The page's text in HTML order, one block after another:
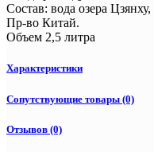
Состав: вода озера
Пр-во Китай.
Объем 2,5 литра
Характеристики
Сопутствующие товары (0)
Отзывов (0)